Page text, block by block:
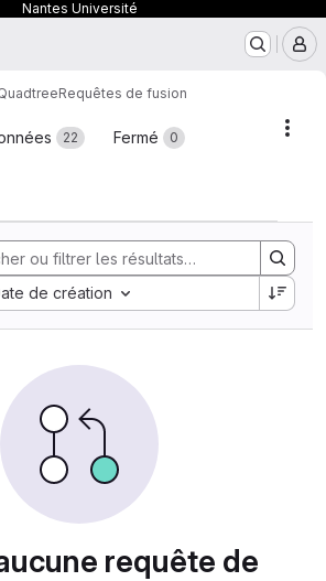
Nantes Université
Requêtes de fusion
de fusion
22 Fermé 0
history
de création
requête de